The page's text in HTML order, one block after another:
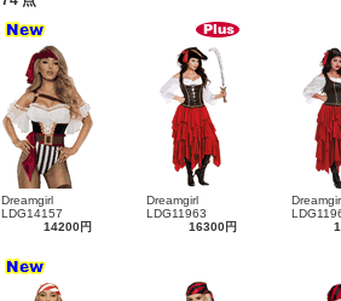
Dreamgirl
LDG14157
14200円
Dreamgirl
LDG11963
16300円